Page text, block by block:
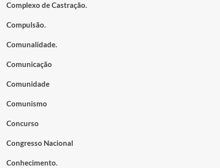
Complexo de Castração.
Compulsão.
Comunalidade.
Comunicação
Comunidade
Comunismo
Concurso
Congresso Nacional
Conhecimento.